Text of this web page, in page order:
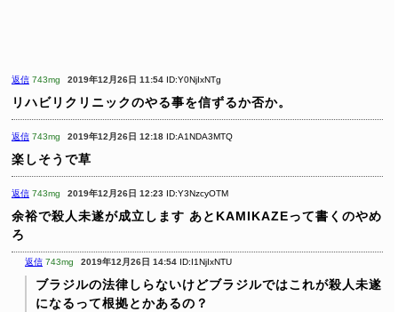
返信 743mg 2019年12月26日 11:54 ID:Y0NjIxNTg
リハビリクリニックのやる事を信ずるか否か。
返信 743mg 2019年12月26日 12:18 ID:A1NDA3MTQ
楽しそうで草
返信 743mg 2019年12月26日 12:23 ID:Y3NzcyOTM
余裕で殺人未遂が成立します あとKAMIKAZEって書くのやめ
ろ
返信 743mg 2019年12月26日 14:54 ID:I1NjIxNTU
ブラジルの法律しらないけどブラジルではこれが殺人未遂
になるって根拠とかあるの？